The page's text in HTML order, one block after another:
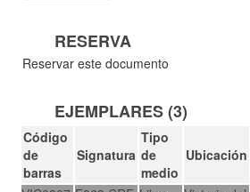
RESERVA
Reservar este documento
EJEMPLARES (3)
Código
de
barras
Signatura
Tipo
de
medio
Ubicación